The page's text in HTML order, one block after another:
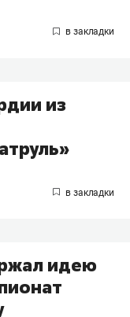
из
идею